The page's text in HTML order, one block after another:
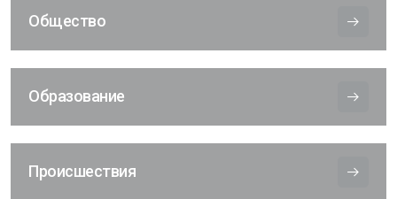
Общество
Образование
Происшествия